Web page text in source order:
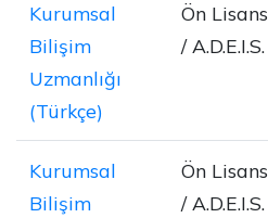
Kurumsal
Bilişim
Uzmanlığı
(Türkçe)
Ön Lisans
/ A.D.E.I.S.
Kurumsal
Bilişim
Ön Lisans
/ A.D.E.I.S.